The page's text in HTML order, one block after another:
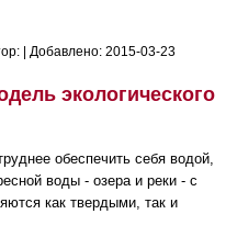
| Добавлено: 2015-03-23
экологического
обеспечить себя водой,
воды - озера и реки - с
как твердыми, так и